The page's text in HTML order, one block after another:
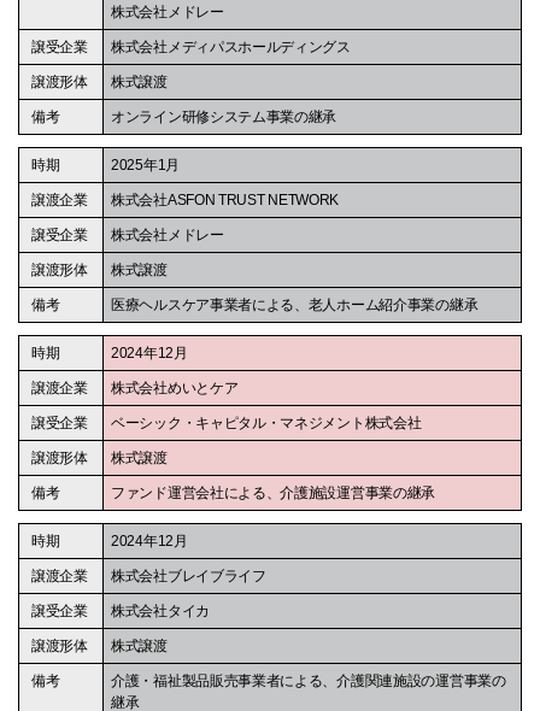
株式会社メドレー
株式会社メディパスホールディングス
株式譲渡
オンライン研修システム事業の継承
2025年1月
株式会社ASFON TRUST NETWORK
株式会社メドレー
株式譲渡
医療ヘルスケア事業者による、老人ホーム紹介事業の継承
2024年12月
株式会社めいとケア
ベーシック・キャピタル・マネジメント株式会社
株式譲渡
ファンド運営会社による、介護施設運営事業の継承
2024年12月
株式会社ブレイブライフ
株式会社タイカ
株式譲渡
介護・福祉製品販売事業者による、介護関連施設の運営事業の
継承